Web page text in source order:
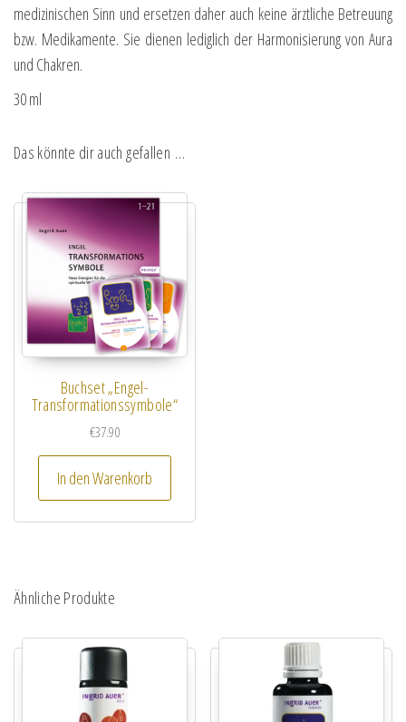
medizinischen Sinn und ersetzen daher auch keine ärztliche Betreuung
bzw. Medikamente. Sie dienen lediglich der Harmonisierung von Aura
und Chakren.
30 ml
Das könnte dir auch gefallen …
Buchset „Engel-
Transformationssymbole“
€37.90
In den Warenkorb
Ähnliche Produkte